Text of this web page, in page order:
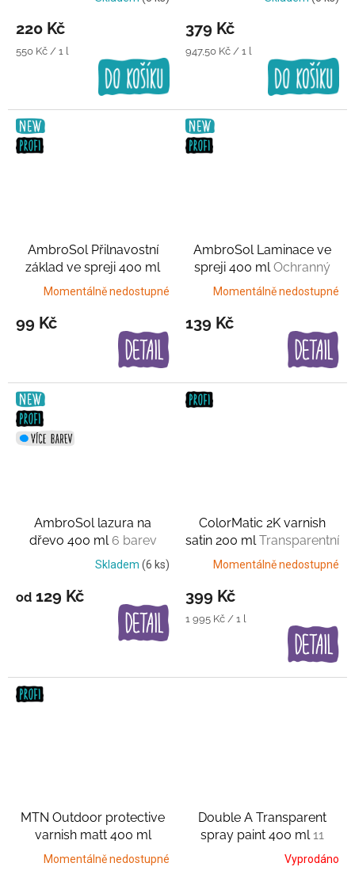
220 Kč
Měrná
550 Kč / 1 l
379 Kč
Měrná
947,50 Kč / 1 l
AmbroSol Přilnavostní
základ ve spreji 400 ml
Příprava povrchu
Momentálně nedostupné
99 Kč
AmbroSol Laminace ve
spreji 400 mlOchranný
film
Momentálně nedostupné
139 Kč
AmbroSol lazura na
dřevo 400 ml 6 barev
Skladem (6 ks)
od 129 Kč
ColorMatic 2K varnish
satin 200 ml Transparentní
lak
Momentálně nedostupné
399 Kč
Měrná
1 995 Kč / 1 l
MTN Outdoor protective
varnish matt 400 ml
Transparentní lak
Momentálně nedostupné
Double A Transparent
spray paint 400 ml 11
průhledných barev
Vyprodáno